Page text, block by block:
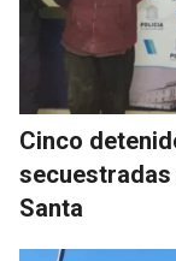
Cinco
secuestradas
Santa